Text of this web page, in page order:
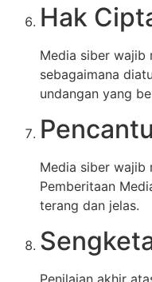
Hak
Media siber wajib
sebagaimana
undangan yang
Media siber wajib
Pemberitaan
terang dan jelas.